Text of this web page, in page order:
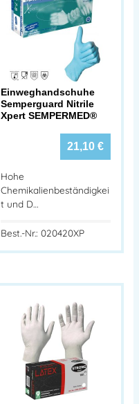
Einweghandschuhe
Semperguard Nitrile
Xpert SEMPERMED®
21,10 €
Hohe
Chemikalienbeständigkei
t und D…
Best.-Nr.: 020420XP